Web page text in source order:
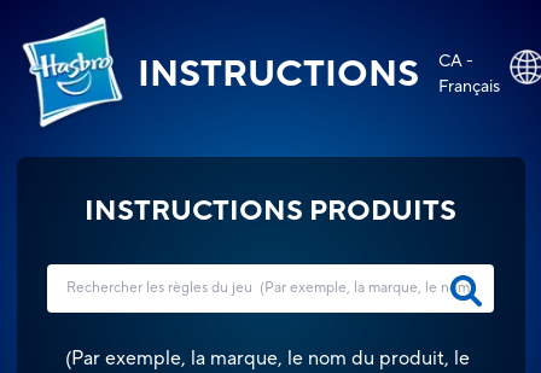
INSTRUCTIONS
CA -
Français
INSTRUCTIONS PRODUITS
(Par exemple, la marque, le nom du produit, le